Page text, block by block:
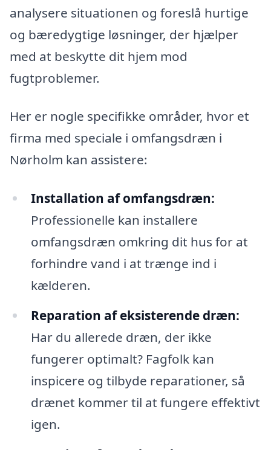
analysere situationen og foreslå hurtige
og bæredygtige løsninger, der hjælper
med at beskytte dit hjem mod
fugtproblemer.
Her er nogle specifikke områder, hvor et
firma med speciale i omfangsdræn i
Nørholm kan assistere:
Installation af omfangsdræn:
Professionelle kan installere
omfangsdræn omkring dit hus for at
forhindre vand i at trænge ind i
kælderen.
Reparation af eksisterende dræn:
Har du allerede dræn, der ikke
fungerer optimalt? Fagfolk kan
inspicere og tilbyde reparationer, så
drænet kommer til at fungere effektivt
igen.